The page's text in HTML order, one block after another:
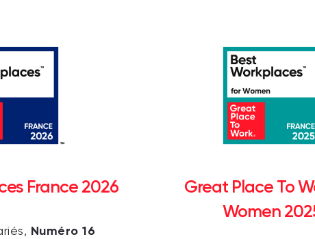
France 2026
Numéro 16
Great Place To
Women